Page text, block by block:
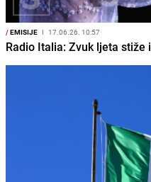
/EMISIJE I 17.06.26. 10:57
Radio Italia: Zvuk ljeta stiže